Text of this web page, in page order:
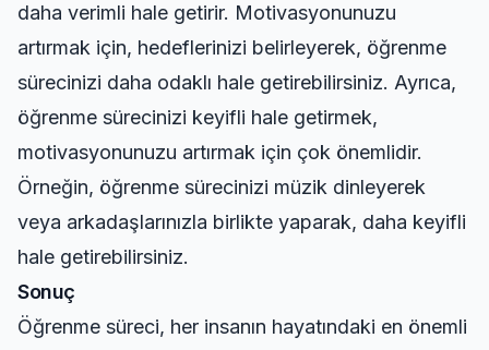
daha verimli hale getirir. Motivasyonunuzu
artırmak için, hedeflerinizi belirleyerek, öğrenme
sürecinizi daha odaklı hale getirebilirsiniz. Ayrıca,
öğrenme sürecinizi keyifli hale getirmek,
motivasyonunuzu artırmak için çok önemlidir.
Örneğin, öğrenme sürecinizi müzik dinleyerek
veya arkadaşlarınızla birlikte yaparak, daha keyifli
hale getirebilirsiniz.
Sonuç
Öğrenme süreci, her insanın hayatındaki en önemli